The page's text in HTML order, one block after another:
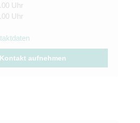
Uhr
Uhr
aufnehmen